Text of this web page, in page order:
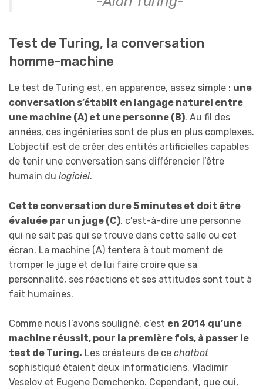
Test de Turing, la conversation
homme-machine
Le test de Turing est, en apparence, assez simple : une
conversation s’établit en langage naturel entre
une machine (A) et une personne (B). Au fil des
années, ces ingénieries sont de plus en plus complexes.
L’objectif est de créer des entités artificielles capables
de tenir une conversation sans différencier l’être
humain du logiciel.
Cette conversation dure 5 minutes et doit être
évaluée par un juge (C), c’est-à-dire une personne
qui ne sait pas qui se trouve dans cette salle ou cet
écran. La machine (A) tentera à tout moment de
tromper le juge et de lui faire croire que sa
personnalité, ses réactions et ses attitudes sont tout à
fait humaines.
Comme nous l’avons souligné, c’est en 2014 qu’une
machine réussit, pour la première fois, à passer le
test de Turing. Les créateurs de ce chatbot
sophistiqué étaient deux informaticiens, Vladimir
Veselov et Eugene Demchenko. Cependant, que oui,